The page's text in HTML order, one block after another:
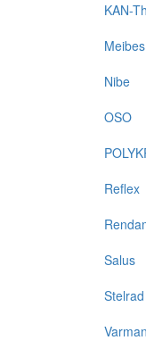
KAN-
Meibes
Nibe
OSO
Reflex
Salus
Stelrad